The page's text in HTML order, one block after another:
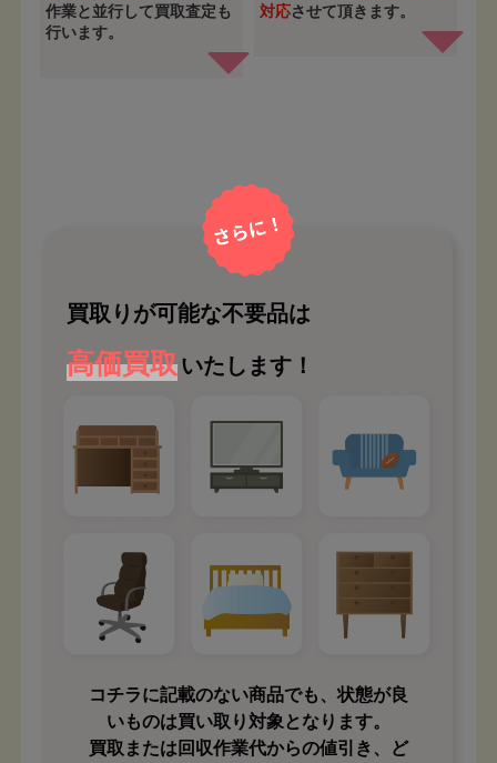
作業と並行して買取査定も
行います。
対応させて頂きます。
買取りが可能な不要品は
高価買取いたします！
コチラに記載のない商品でも、状態が良
いものは買い取り対象となります。
買取または回収作業代からの値引き、ど